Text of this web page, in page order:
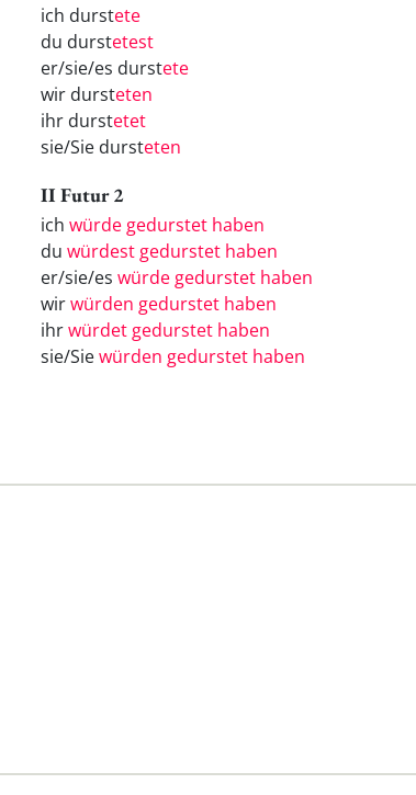
ich durstete
du durstetest
er/sie/es durstete
wir dursteten
ihr durstetet
sie/Sie dursteten
II Futur 2
ich würde gedurstet haben
du würdest gedurstet haben
er/sie/es würde gedurstet haben
wirwürden gedurstet haben
ihrwürdet gedurstet haben
sie/Siewürden gedurstet haben